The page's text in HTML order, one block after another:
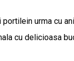
urma cu
cu delicioasa